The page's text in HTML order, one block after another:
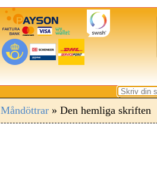
Måndöttrar» Den hemliga skriften